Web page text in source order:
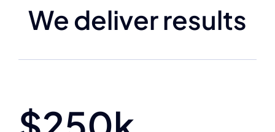
We deliver results